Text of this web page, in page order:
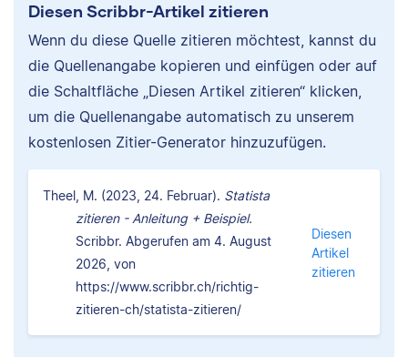
Diesen Scribbr-Artikel zitieren
Wenn du diese Quelle zitieren möchtest, kannst du
die Quellenangabe kopieren und einfügen oder auf
die Schaltfläche „Diesen Artikel zitieren“ klicken,
um die Quellenangabe automatisch zu unserem
kostenlosen Zitier-Generator hinzuzufügen.
Theel, M. (2023, 24. Februar). Statista
zitieren - Anleitung + Beispiel.
Scribbr. Abgerufen am 4. August
2026, von
https://www.scribbr.ch/richtig-
zitieren-ch/statista-zitieren/
Diesen
Artikel
zitieren